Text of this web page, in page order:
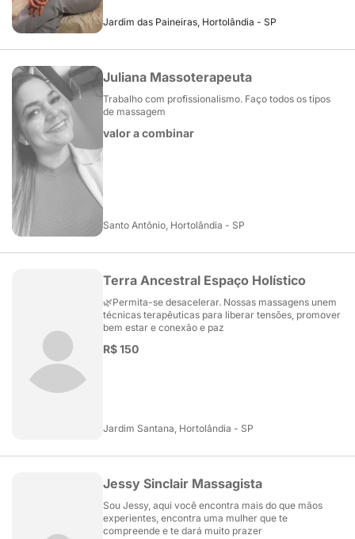
Jardim das Paineiras, Hortolândia - SP
Juliana Massoterapeuta
Trabalho com profissionalismo. Faço todos os tipos
de massagem
valor a combinar
Santo Antônio, Hortolândia - SP
Terra Ancestral Espaço Holístico
🌿Permita-se desacelerar. Nossas massagens unem
técnicas terapêuticas para liberar tensões, promover
bem estar e conexão e paz
R$ 150
Jardim Santana, Hortolândia - SP
Jessy Sinclair Massagista
Sou Jessy, aqui você encontra mais do que mãos
experientes, encontra uma mulher que te
compreende e te dará muito prazer